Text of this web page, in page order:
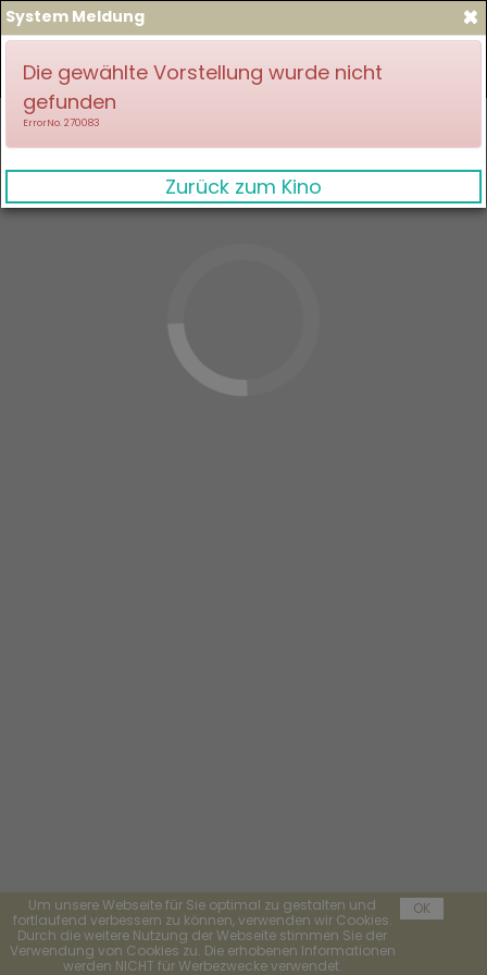
Um unsere Webseite für Sie optimal zu gestalten und
fortlaufend verbessern zu können, verwenden wir Cookies.
Durch die weitere Nutzung der Webseite stimmen Sie der
Verwendung von Cookies zu. Die erhobenen Informationen
werden NICHT für Werbezwecke verwendet.
OK
×
System Meldung
Die gewählte Vorstellung wurde nicht
gefunden
ErrorNo. 270083
Zurück zum Kino